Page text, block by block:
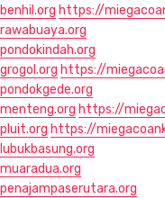
https://
https://
https://
https://